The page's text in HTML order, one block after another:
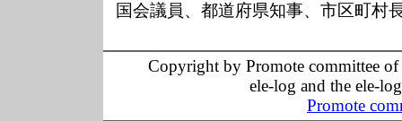
国会議員、都道府県知事、市区町村
Copyright by Promote committee
ele-log and the ele-
Promote